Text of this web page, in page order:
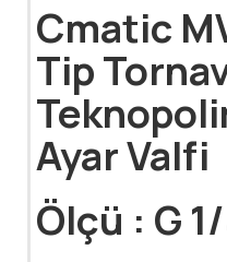
Cmatic
Tip
Ayar Valfi
Ölçü : G